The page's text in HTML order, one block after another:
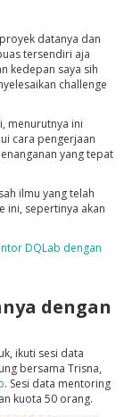
datanya dan
tersendiri aja
kedepan saya sih
challenge
menurutnya ini
cara pengerjaan
yang tepat
ilmu yang telah
ini, sepertinya akan
DQLab dengan
dengan
ikuti sesi data
bersama Trisna,
. Sesi data mentoring
kuota 50 orang.